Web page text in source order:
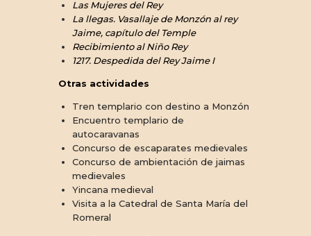
Las Mujeres del Rey
La llegas. Vasallaje de Monzón al rey
Jaime, capítulo del Temple
Recibimiento al Niño Rey
1217. Despedida del Rey Jaime I
Otras actividades
Tren templario con destino a Monzón
Encuentro templario de
autocaravanas
Concurso de escaparates medievales
Concurso de ambientación de jaimas
medievales
Yincana medieval
Visita a la Catedral de Santa María del
Romeral